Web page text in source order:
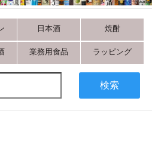
日本酒 焼酎
業務用食品 ラッピング
検索